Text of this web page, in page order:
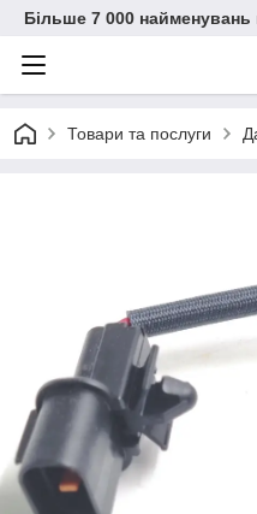
Більше 7 000 найменувань
Товари та послуги